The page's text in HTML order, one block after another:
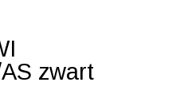
zwart